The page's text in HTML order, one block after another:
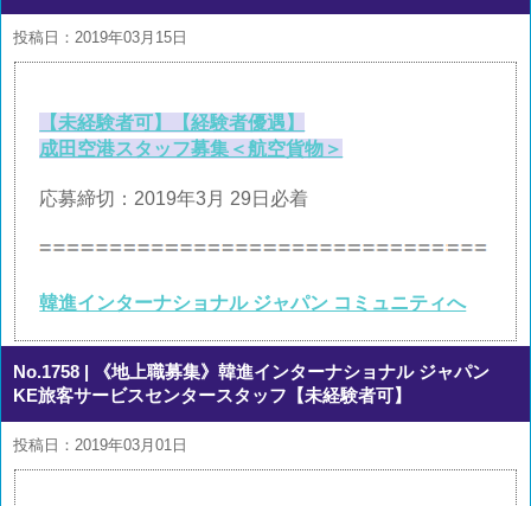
投稿日：2019年03月15日
【未経験者可】【経験者優遇】
成田空港スタッフ募集＜航空貨物＞
応募締切：2019年3月 29日必着
韓進インターナショナル ジャパン コミュニティへ
No.1758 | 《地上職募集》韓進インターナショナル ジャパン
KE旅客サービスセンタースタッフ【未経験者可】
投稿日：2019年03月01日